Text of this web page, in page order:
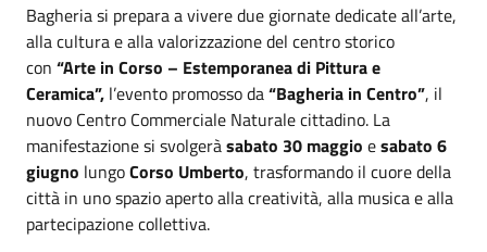
Bagheria si prepara a vivere due giornate dedicate all’arte,
alla cultura e alla valorizzazione del centro storico
con “Arte in Corso – Estemporanea di Pittura e
Ceramica”, l’evento promosso da“Bagheria in Centro”, il
nuovo Centro Commerciale Naturale cittadino. La
manifestazione si svolgeràsabato 30 maggio esabato 6
giugno lungoCorso Umberto, trasformando il cuore della
città in uno spazio aperto alla creatività, alla musica e alla
partecipazione collettiva.